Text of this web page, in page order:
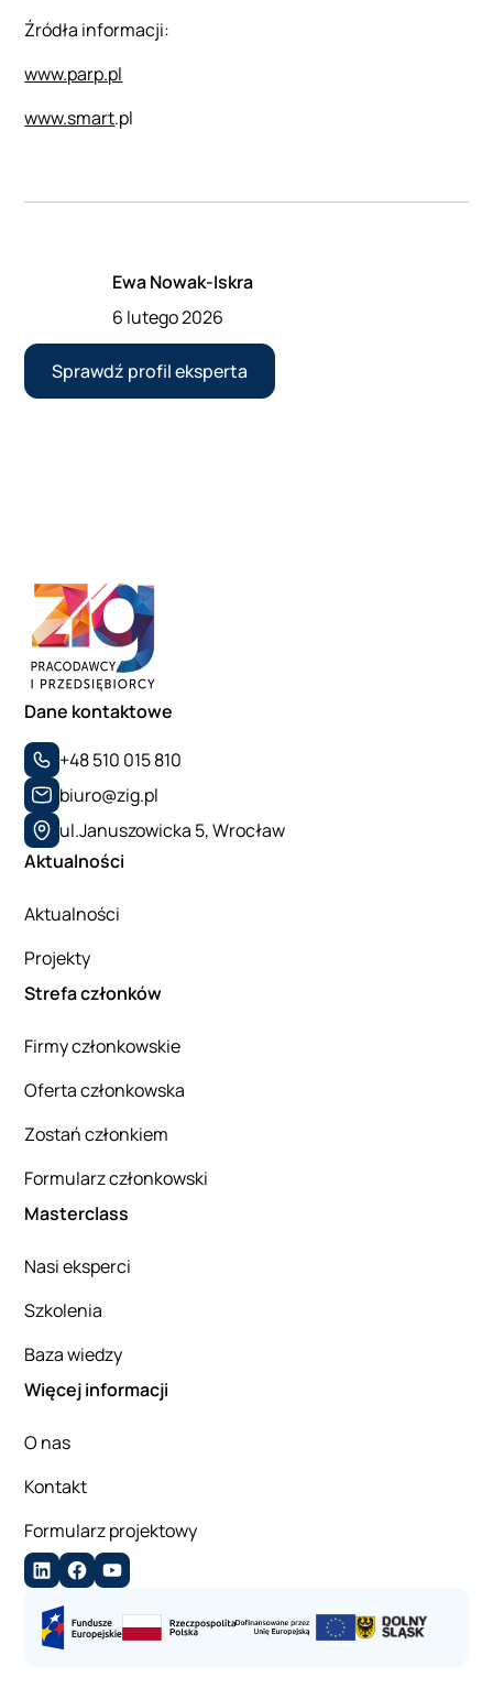
Źródła informacji:
www.parp.pl
www.smart.pl
Ewa Nowak-Iskra
6 lutego 2026
Sprawdź profil eksperta
Dane kontaktowe
+48 510 015 810
biuro@zig.pl
ul.Januszowicka 5, Wrocław
Aktualności
Aktualności
Projekty
Strefa członków
Firmy członkowskie
Oferta członkowska
Zostań członkiem
Formularz członkowski
Masterclass
Nasi eksperci
Szkolenia
Baza wiedzy
Więcej informacji
O nas
Kontakt
Formularz projektowy